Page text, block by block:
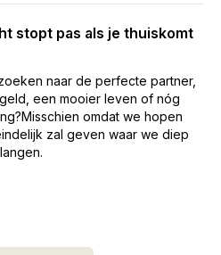
stopt pas als je thuiskomt
naar de perfecte partner,
een mooier leven of nóg
omdat we hopen
zal geven waar we diep